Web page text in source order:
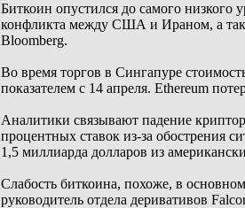
Биткоин опустился до самого низкого
конфликта между США и Ираном, а
Bloomberg.
Во время торгов в Сингапуре
показателем с 14 апреля. Ethereum
Аналитики связывают падение
процентных ставок из-за обострения
1,5 миллиарда долларов из
Слабость биткоина, похоже, в
руководитель отдела деривативов